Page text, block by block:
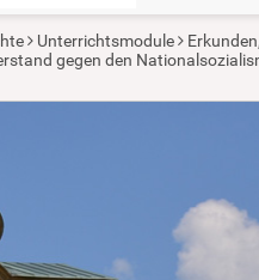
Unterrichtsmodule
gegen den